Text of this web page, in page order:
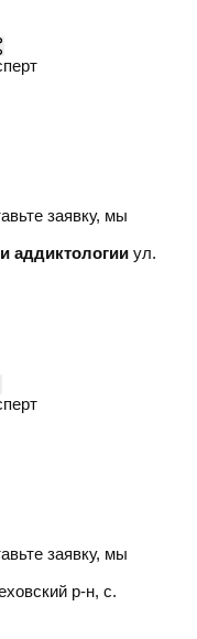
заявку, мы
аддиктологии ул.
заявку, мы
р-н, c.